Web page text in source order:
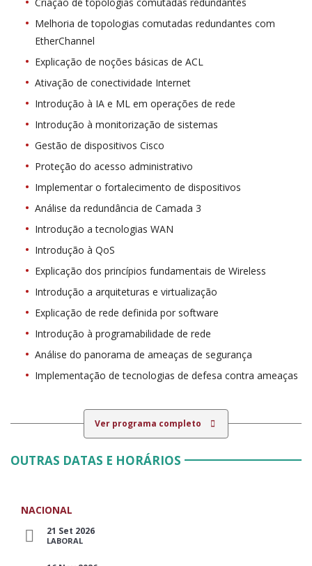
Melhoria de topologias comutadas redundantes com
EtherChannel
Explicação de noções básicas de ACL
Ativação de conectividade Internet
Introdução à IA e ML em operações de rede
Introdução à monitorização de sistemas
Gestão de dispositivos Cisco
Proteção do acesso administrativo
Implementar o fortalecimento de dispositivos
Análise da redundância de Camada 3
Introdução a tecnologias WAN
Introdução à QoS
Explicação dos princípios fundamentais de Wireless
Introdução a arquiteturas e virtualização
Explicação de rede definida por software
Introdução à programabilidade de rede
Análise do panorama de ameaças de segurança
Implementação de tecnologias de defesa contra ameaças
Ver programa completo
OUTRAS DATAS E HORÁRIOS
NACIONAL
21 Set 2026
LABORAL